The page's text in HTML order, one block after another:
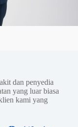
dan penyedia
yang luar biasa
kami yang